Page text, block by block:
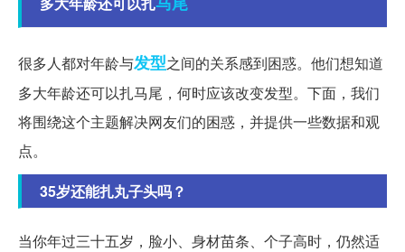
很多人都对年龄与发型之间的关系感到困惑。他们想知道
多大年龄还可以扎马尾，何时应该改变发型。下面，我们
将围绕这个主题解决网友们的困惑，并提供一些数据和观
点。
35岁还能扎丸子头吗？
当你年过三十五岁，脸小、身材苗条、个子高时，仍然适